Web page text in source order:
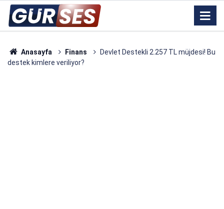
Anasayfa Finans
Devlet Destekli 2.257 TL müjdesi! Bu
destek kimlere veriliyor?